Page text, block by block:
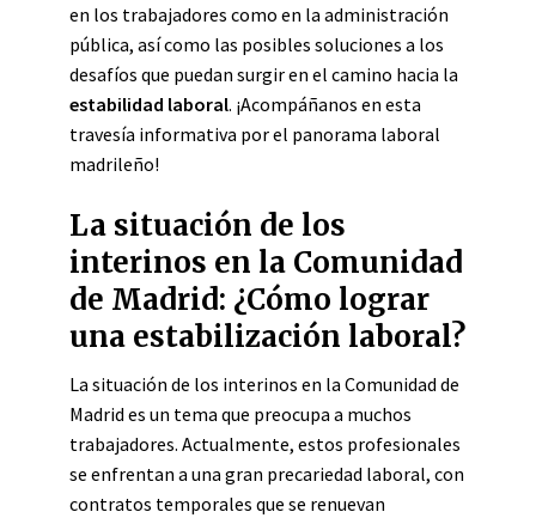
en los trabajadores como en la administración
pública, así como las posibles soluciones a los
desafíos que puedan surgir en el camino hacia la
estabilidad laboral. ¡Acompáñanos en esta
travesía informativa por el panorama laboral
madrileño!
La situación de los
interinos en la Comunidad
de Madrid: ¿Cómo lograr
una estabilización laboral?
La situación de los interinos en la Comunidad de
Madrid es un tema que preocupa a muchos
trabajadores. Actualmente, estos profesionales
se enfrentan a una gran precariedad laboral, con
contratos temporales que se renuevan